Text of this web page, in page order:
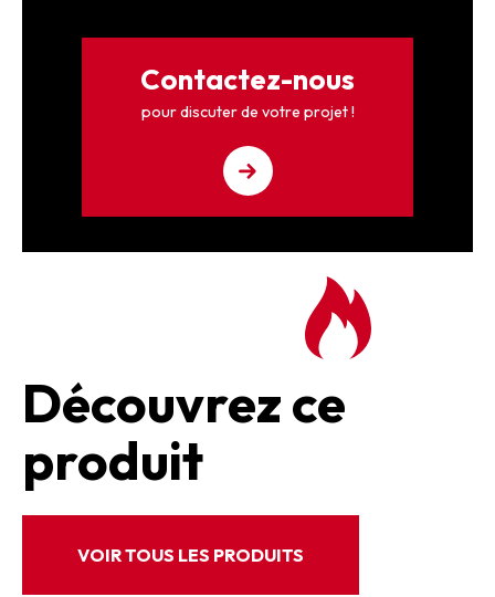
Contactez-nous
pour discuter de votre projet !
Découvrez ce
produit
VOIR TOUS LES PRODUITS